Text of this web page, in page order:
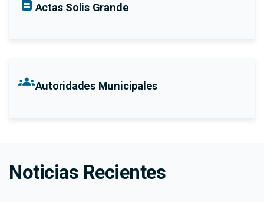
Actas Solis Grande
groupsAutoridades Municipales
Noticias Recientes